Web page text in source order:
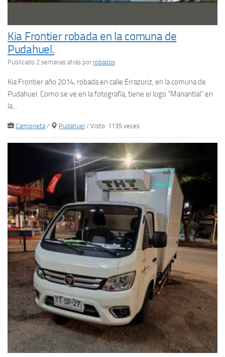
Kia Frontier robada en la comuna de
Pudahuel.
Publicado 2 semanas atrás por robados
Kia Frontier año 2014, robada en calle Errazuriz, en la comuna de
Pudahuel. Como se ve en la fotografía, tiene el logo "Manantial" en
la...
Camioneta / Pudahuel / Visto: 1135 veces